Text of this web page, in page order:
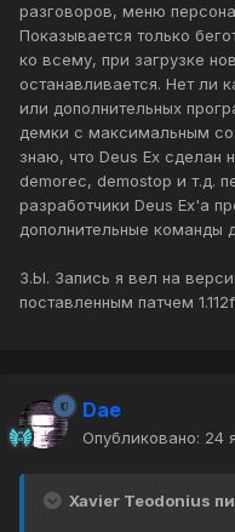
разговоров, меню
Показывается только
ко всему, при загрузке
останавливается. Нет ли
или дополнительных
демки с максимальным
знаю, что Deus Ex сделан
demorec, demostop и т.д.
разработчики Deus Ex'а
дополнительные команды
З.Ы. Запись я вел на
поставленным патчем
Dae
Опубликовано: 24
Xavier Teodonius